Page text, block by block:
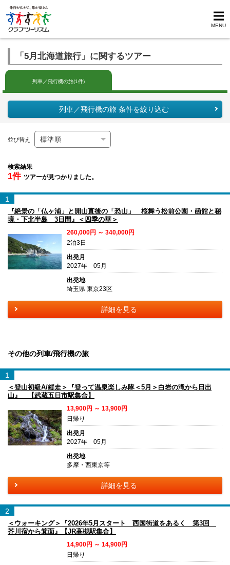
MENU
「5月北海道旅行」に関するツアー
列車／飛行機の旅(1件)
列車／飛行機の旅 条件を絞り込む
並び替え
検索結果
1件 ツアーが見つかりました。
1
『絶景の「仏ヶ浦」と開山直後の「恐山」 桜舞う松前公園・函館と秘
境・下北半島 3日間』＜四季の華＞
260,000円 ～ 340,000円
2泊3日
出発月
2027年 05月
出発地
埼玉県 東京23区
詳細を見る
その他の列車/飛行機の旅
1
＜登山初級A/縦走＞『登って温泉楽しみ隊＜5月＞白岩の滝から日出
山』 【武蔵五日市駅集合】
13,900円 ～ 13,900円
日帰り
出発月
2027年 05月
出発地
多摩・西東京等
詳細を見る
2
＜ウォーキング＞『2026年5月スタート 西国街道をあるく 第3回
芥川宿から箕面』【JR高槻駅集合】
14,900円 ～ 14,900円
日帰り